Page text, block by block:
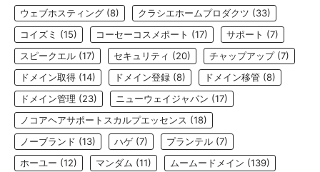
ウェブホスティング (8) クラシエホームプロダクツ (33)
コイズミ (15) コーセーコスメポート (17) サポート (7)
スピークエル (17) セキュリティ (20) チャップアップ(7)
ドメイン取得 (14) ドメイン登録 (8) ドメイン移管 (8)
ドメイン管理 (23) ニューウェイジャパン (17)
ノコアヘアサポートスカルプエッセンス (18)
ノーブランド (13) ハゲ (7) プランテル (7)
ホーユー (12) マンダム (11) ムームードメイン (139)